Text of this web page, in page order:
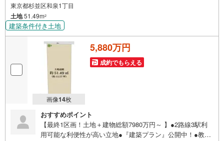
東京都杉並区和泉1丁目
土地51.49m2
建築条件付き土地
画像14枚
5,880万円
成約でもらえる
おすすめポイント
【最終1区画！土地＋建物総額7980万円～ 】●2路線3駅利
用可能な利便性が高い立地●『建築プラン』公開中！●教育